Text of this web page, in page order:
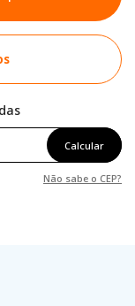
Calcular
Não sabe o CEP?